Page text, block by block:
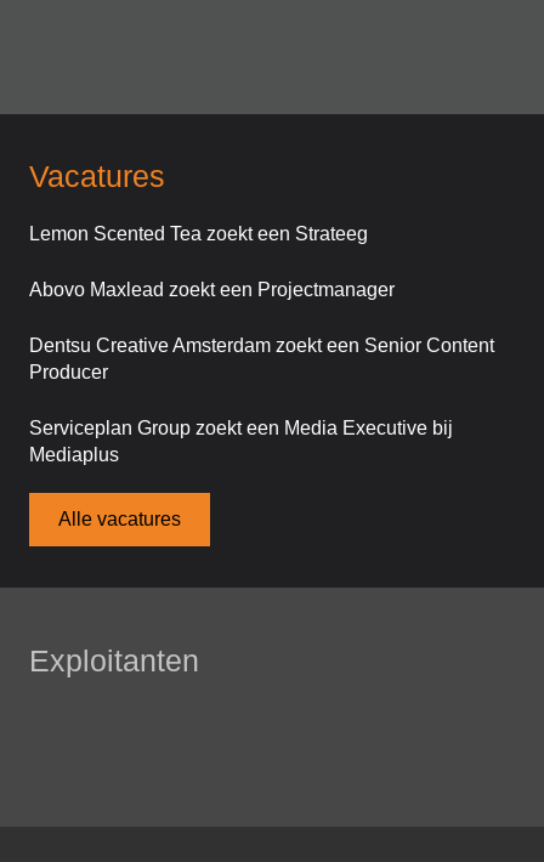
Vacatures
Lemon Scented Tea zoekt een Strateeg
Abovo Maxlead zoekt een Projectmanager
Dentsu Creative Amsterdam zoekt een Senior Content
Producer
Serviceplan Group zoekt een Media Executive bij
Mediaplus
Alle vacatures
Exploitanten